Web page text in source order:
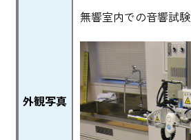
外観写真
無響室内での音響試験